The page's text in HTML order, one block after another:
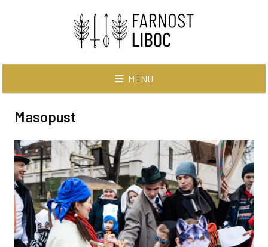
MENU
V tomto týdnu
Záznamy na YouTube
Slovo pro rodiny
AKTIVITY
Masopust